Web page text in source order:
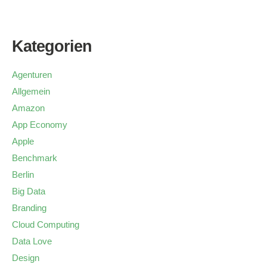
Kategorien
Agenturen
Allgemein
Amazon
App Economy
Apple
Benchmark
Berlin
Big Data
Branding
Cloud Computing
Data Love
Design